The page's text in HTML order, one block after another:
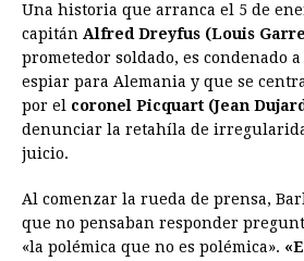
Una historia que arranca el 5 de
capitán Alfred Dreyfus (Louis
prometedor soldado, es condenado
espiar para Alemania y que se
por el coronel Picquart (Jean
denunciar la retahíla de
juicio.
Al comenzar la rueda de prensa,
que no pensaban responder
«la polémica que no es polémica».